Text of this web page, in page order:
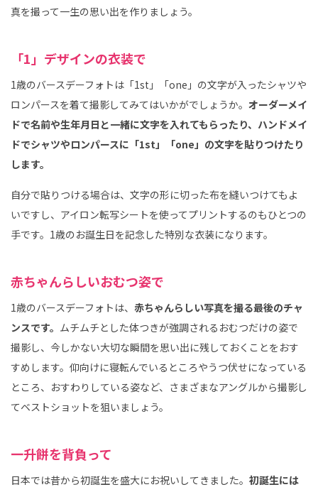
真を撮って一生の思い出を作りましょう。
「1」デザインの衣装で
1歳のバースデーフォトは「1st」「one」の文字が入ったシャツや
ロンパースを着て撮影してみてはいかがでしょうか。 オーダーメイ
ドで名前や生年月日と一緒に文字を入れてもらったり、ハンドメイ
ドでシャツやロンパースに「1st」「one」の文字を貼りつけたり
します。
自分で貼りつける場合は、文字の形に切った布を縫いつけてもよ
いですし、アイロン転写シートを使ってプリントするのもひとつの
手です。1歳のお誕生日を記念した特別な衣装になります。
赤ちゃんらしいおむつ姿で
1歳のバースデーフォトは、 赤ちゃんらしい写真を撮る最後のチャ
ンスです。 ムチムチとした体つきが強調されるおむつだけの姿で
撮影し、今しかない大切な瞬間を思い出に残しておくことをおす
すめします。仰向けに寝転んでいるところやうつ伏せになっている
ところ、おすわりしている姿など、さまざまなアングルから撮影し
てベストショットを狙いましょう。
一升餅を背負って
日本では昔から初誕生を盛大にお祝いしてきました。 初誕生には